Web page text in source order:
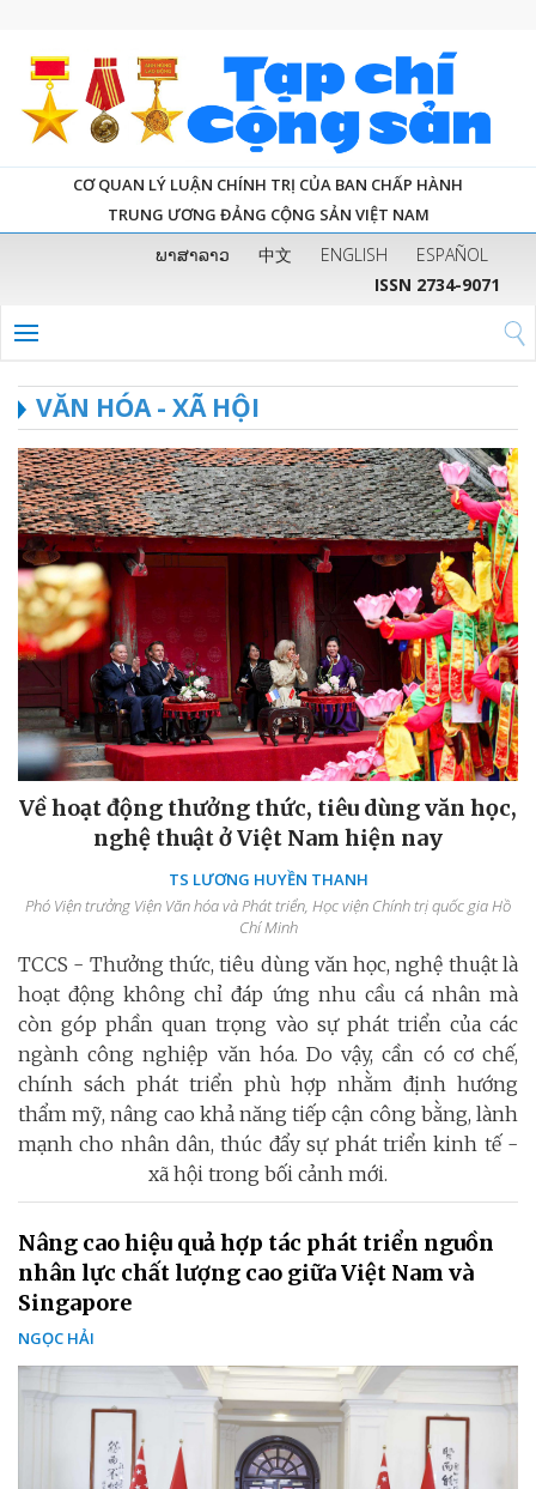
CƠ QUAN LÝ LUẬN CHÍNH TRỊ CỦA BAN CHẤP HÀNH
TRUNG ƯƠNG ĐẢNG CỘNG SẢN VIỆT NAM
ພາສາລາວ 中文 ENGLISH
ESPAÑOL
ISSN 2734-9071
VĂN HÓA - XÃ HỘI
Về hoạt động thưởng thức, tiêu dùng văn học,
nghệ thuật ở Việt Nam hiện nay
TS LƯƠNG HUYỀN THANH
Phó Viện trưởng Viện Văn hóa và Phát triển, Học viện Chính trị quốc gia Hồ
Chí Minh
TCCS - Thưởng thức, tiêu dùng văn học, nghệ thuật là
hoạt động không chỉ đáp ứng nhu cầu cá nhân mà
còn góp phần quan trọng vào sự phát triển của các
ngành công nghiệp văn hóa. Do vậy, cần có cơ chế,
chính sách phát triển phù hợp nhằm định hướng
thẩm mỹ, nâng cao khả năng tiếp cận công bằng, lành
mạnh cho nhân dân, thúc đẩy sự phát triển kinh tế -
xã hội trong bối cảnh mới.
Nâng cao hiệu quả hợp tác phát triển nguồn
nhân lực chất lượng cao giữa Việt Nam và
Singapore
NGỌC HẢI